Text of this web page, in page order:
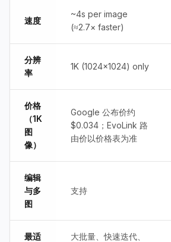
速度
~4s per image
(≈2.7× faster)
分辨
率
1K (1024×1024) only
价格
（1K
图
像）
Google 公布价约
$0.034；EvoLink 路
由价以价格表为准
编辑
与多
图
支持
最适
大批量、快速迭代、